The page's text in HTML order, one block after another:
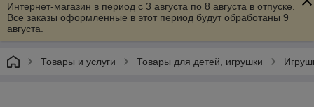
Интернет-магазин в период с 3 августа по 8 августа в отпуске.
Все заказы оформленные в этот период будут обработаны 9
августа.
Товары и услуги Товары для детей, игрушки